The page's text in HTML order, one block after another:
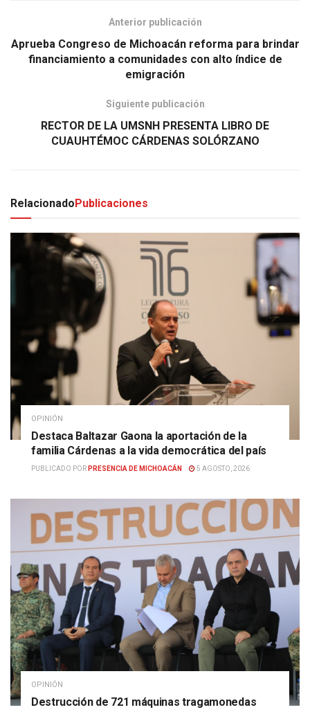
Anterior publicación
Aprueba Congreso de Michoacán reforma para brindar
financiamiento a comunidades con alto índice de
emigración
Siguiente publicación
RECTOR DE LA UMSNH PRESENTA LIBRO DE
CUAUHTÉMOC CÁRDENAS SOLÓRZANO
Relacionado Publicaciones
OPINIÓN
Destaca Baltazar Gaona la aportación de la
familia Cárdenas a la vida democrática del país
PUBLICADO POR PRESENCIA DE MICHOACÁN 5 AGOSTO, 2026
OPINIÓN
Destrucción de 721 máquinas tragamonedas